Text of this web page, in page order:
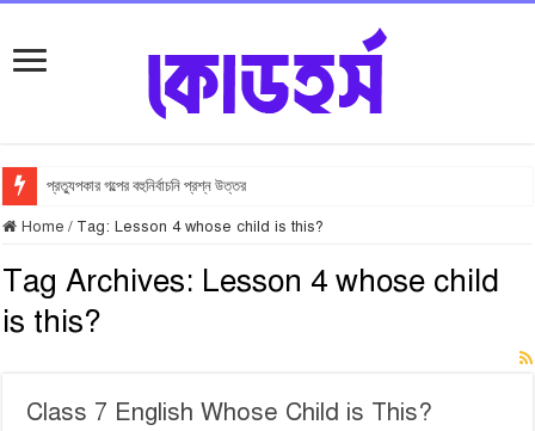
প্রত্যুপকার গল্পের বহুনির্বাচনি প্রশ্ন উত্তর
Home / Tag:Lesson 4 whose child is this?
Tag Archives: Lesson 4 whose child
is this?
Class 7 English Whose Child is This?